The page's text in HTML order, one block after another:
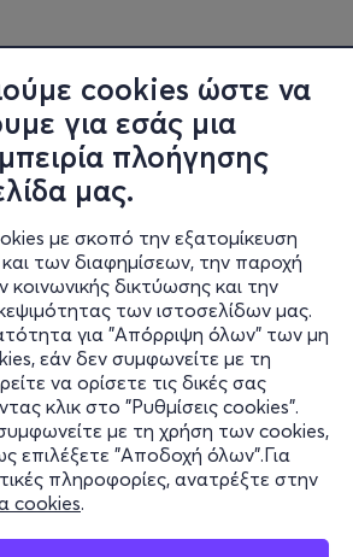
cookies ώστε να
για εσάς μια
πλοήγησης
μας.
με σκοπό την εξατομίκευση
των διαφημίσεων, την παροχή
κοινωνικής δικτύωσης και την
των ιστοσελίδων μας.
για "Απόρριψη όλων" των μη
εάν δεν συμφωνείτε με τη
να ορίσετε τις δικές σας
κλικ στο "Ρυθμίσεις cookies".
με τη χρήση των cookies,
επιλέξετε "Αποδοχή όλων".Για
πληροφορίες, ανατρέξτε στην
cookies.